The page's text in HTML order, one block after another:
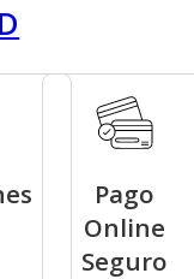
Pago
Online
Seguro